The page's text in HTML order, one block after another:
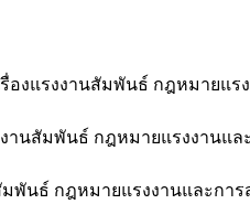
รื่องแรงงานสัมพันธ์ กฎหมายแ
านสัมพันธ์ กฎหมายแรงงานแ
พันธ์ กฎหมายแรงงานและกา